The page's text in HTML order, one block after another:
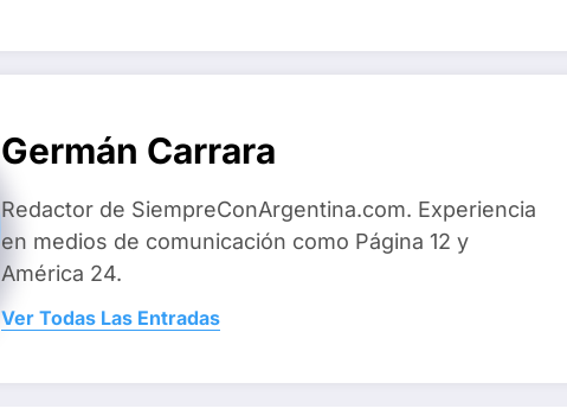
Germán Carrara
Redactor de SiempreConArgentina.com. Experiencia
en medios de comunicación como Página 12 y
América 24.
Ver Todas Las Entradas